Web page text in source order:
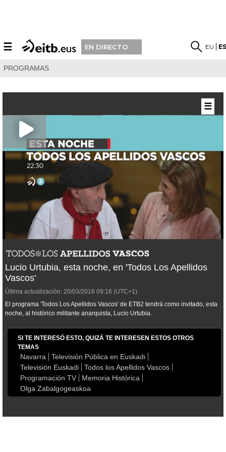
☰ EN DIRECTO EU
PROGRAMAS
Lucio Urtubia, esta noche, en 'Todos Los Apellidos
Vascos'
Última actualización: 20/03/2016 09:16 (UTC+1)
El programa 'Todos Los Apellidos Vascos' de ETB2 tendrá como invitado, esta
noche, al histórico militante anarquista, Lucio Urtubia.
SI TE INTERESÓ ESTO, QUIZÁ TE INTERESEN ESTOS OTROS
TEMAS
Navarra
Televisión Pública en Euskadi
Televisión Euskadi
Todos los Apellidos Vascos
Programación TV
Memoria Histórica
Olga Zabalgogeaskoa
☰